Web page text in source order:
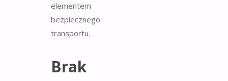
elementem
bezpiecznego
transportu.
Brak